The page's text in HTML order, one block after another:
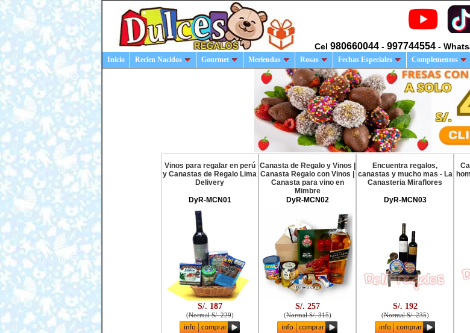
Cel 980660044 - 997744554 -
Inicio Recien Nacidos Gourmet Meriendas Rosas Fechas Especiales Complementos
Vinos para regalar en perú
y Canastas de Regalo Lima
Delivery
DyR-MCN01
S/. 187
(Normal S/. 229)
Canasta de Regalo y Vinos |
Canasta Regalo con Vinos |
Canasta para vino en
Mimbre
DyR-MCN02
S/. 257
(Normal S/. 315)
Encuentra regalos,
canastas y mucho mas - La
Canasteria Miraflores
DyR-MCN03
S/. 192
(Normal S/. 235)